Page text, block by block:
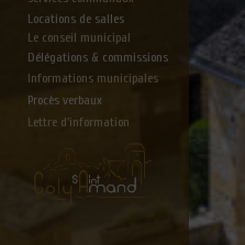
Locations de salles
Le conseil municipal
Délégations & commissions
Informations municipales
Lettre d'information
Procès verbaux